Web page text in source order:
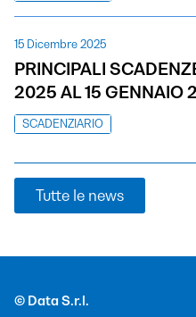
15 Dicembre 2025
PRINCIPALI
2025 AL 15 GENNAIO
SCADENZIARIO
Tutte le news
© Data S.r.l.